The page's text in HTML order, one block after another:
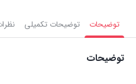
4,000,000 تومان.
توضیحات توضیحات تکمیلی
توضیحات